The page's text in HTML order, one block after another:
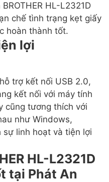
HL-L2321D
chế tình trạng kẹt giấy
lợi
trợ kết nối USB 2.0,
kết nối với máy tính
cũng tương thích với
như Windows,
sự linh hoạt và tiện lợi
HL-L2321D
tại Phát An